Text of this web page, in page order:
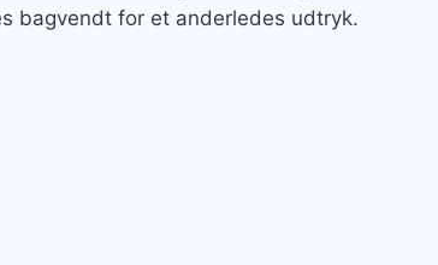
bagvendt for et anderledes udtryk.